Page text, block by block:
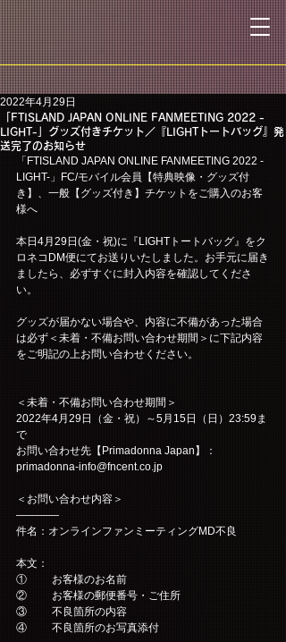
「FTISLAND JAPAN ONLINE FANMEETING 2022 -
LIGHT-」グッズ付きチケット／『LIGHTトートバッグ』発
送完了のお知らせ
2022年4月29日
「FTISLAND JAPAN ONLINE FANMEETING 2022 -
LIGHT-」FC/モバイル会員【特典映像・グッズ付
き】、一般【グッズ付き】チケットをご購入のお客
様へ
本日4月29日(金・祝)に『LIGHTトートバッグ』をク
ロネコDM便にてお送りいたしました。お手元に届き
ましたら、必ずすぐに封入内容を確認してくださ
い。
グッズが届かない場合や、内容に不備があった場合
は必ず＜未着・不備お問い合わせ期間＞に下記内容
をご明記の上お問い合わせください。
＜未着・不備お問い合わせ期間＞
2022年4月29日（金・祝）～5月15日（日）23:59ま
で
お問い合わせ先【Primadonna Japan】：
primadonna-info@fncent.co.jp
＜お問い合わせ内容＞
――――
件名：オンラインファンミーティングMD不良
本文：
①	お客様のお名前
②	お客様の郵便番号・ご住所
③	不良箇所の内容
④	不良箇所のお写真添付